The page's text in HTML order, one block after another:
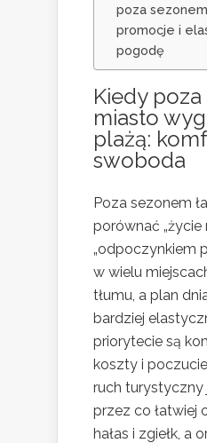
poza
promocje i
pogodę
Kiedy
miasto
plażą:
swoboda
Poza sezonem
porównać „życie
„odpoczynkiem
w wielu
tłumu, a plan
bardziej
priorytecie są
koszty i
ruch turystyczny
przez co łatwiej
hałas i zgiełk, a